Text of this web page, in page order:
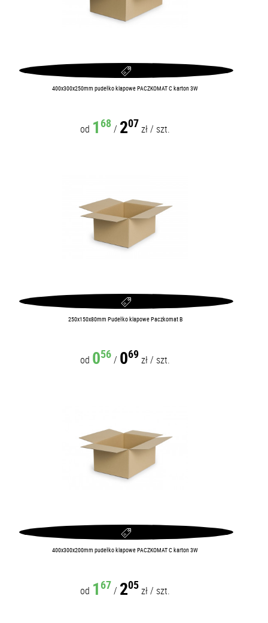
400x300x250mm pudełko klapowe PACZKOMAT C karton 3W
od 1 68/ 207zł/ szt.
250x150x80mm Pudełko klapowe Paczkomat B
od 056/ 069zł/ szt.
400x300x200mm pudełko klapowe PACZKOMAT C karton 3W
od 1 67/ 205zł/ szt.